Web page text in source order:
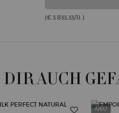
(€ 3.833,33/1l.)
AUCH
NEU